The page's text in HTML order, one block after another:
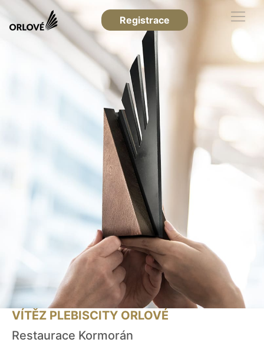
Registrace
VÍTĚZ PLEBISCITY ORLOVÉ
Restaurace Kormorán